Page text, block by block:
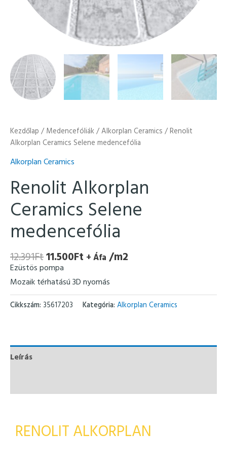
Kezdőlap /Medencefóliák/Alkorplan Ceramics / Renolit
Alkorplan Ceramics Selene medencefólia
Alkorplan Ceramics
Renolit Alkorplan
Ceramics Selene
medencefólia
12.391Ft11.500Ft + Áfa /m2
Ezüstös pompa
Mozaik térhatású 3D nyomás
Cikkszám: 35617203 Kategória: Alkorplan Ceramics
Leírás
RENOLIT ALKORPLAN